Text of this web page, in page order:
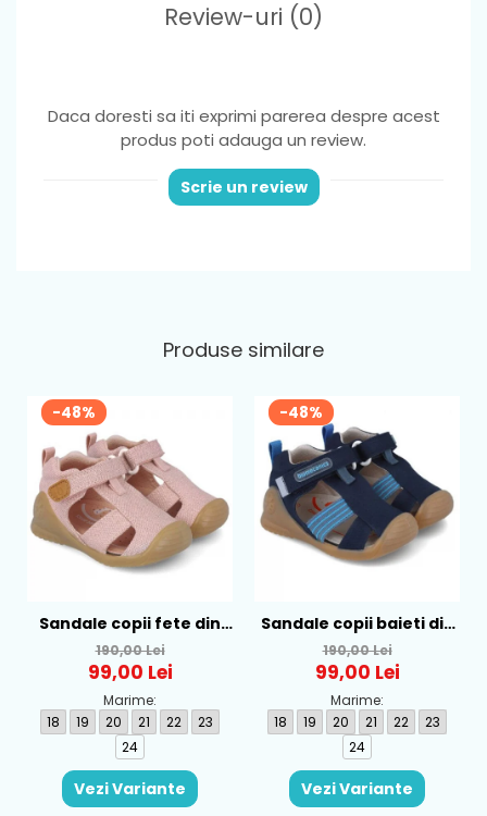
Review-uri (0)
Daca doresti sa iti exprimi parerea despre acest
produs poti adauga un review.
Scrie un review
Produse similare
-48%
Sandale copii fete din
textil Biomecanics, Roz -
252181-B032
190,00 Lei
99,00 Lei
Marime:
18
19 20 21 22
23
24
Vezi Variante
-48%
Sandale copii baieti din
textil Biomecanics,
Albastru - 252175-A089
190,00 Lei
99,00 Lei
Marime:
18
19 20 21 22
23
24
Vezi Variante